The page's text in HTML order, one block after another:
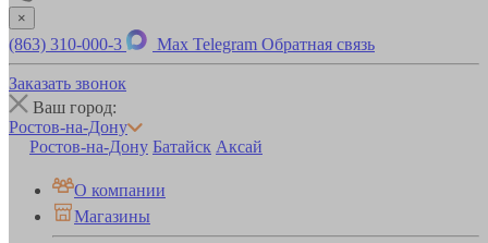
×
(863) 310-000-3 Max Telegram Обратная связь
Заказать звонок
Ваш город:
Ростов-на-Дону
Ростов-на-Дону Батайск Аксай
О компании
Магазины